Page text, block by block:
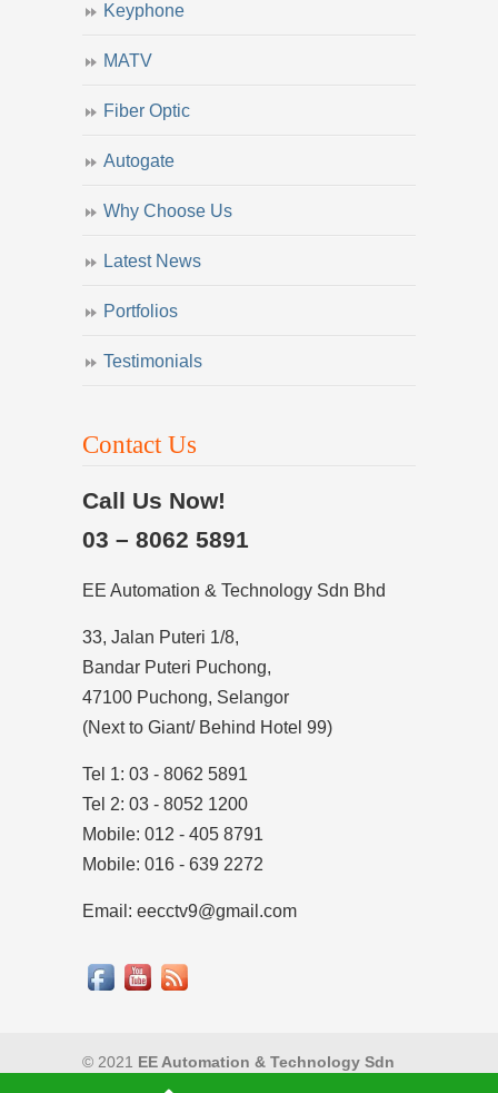
Keyphone
MATV
Fiber Optic
Autogate
Why Choose Us
Latest News
Portfolios
Testimonials
Contact Us
Call Us Now!
03 – 8062 5891
EE Automation & Technology Sdn Bhd
33, Jalan Puteri 1/8,
Bandar Puteri Puchong,
47100 Puchong, Selangor
(Next to Giant/ Behind Hotel 99)
Tel 1: 03 - 8062 5891
Tel 2: 03 - 8052 1200
Mobile: 012 - 405 8791
Mobile: 016 - 639 2272
Email: eecctv9@gmail.com
© 2021 EE Automation & Technology Sdn
Privacy Policy